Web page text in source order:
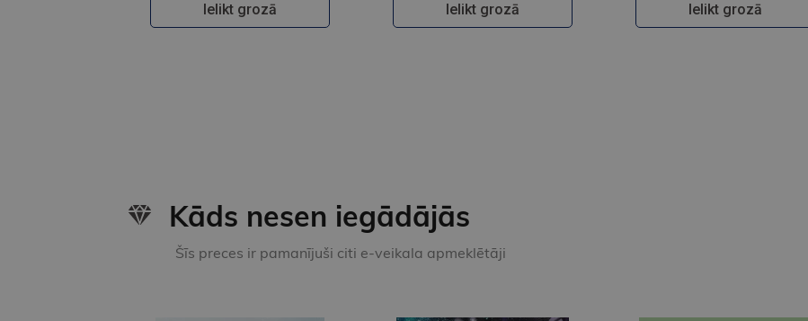
Ielikt grozā Ielikt grozā Ielikt grozā
Kāds nesen iegādājās
Šīs preces ir pamanījuši citi e-veikala apmeklētāji